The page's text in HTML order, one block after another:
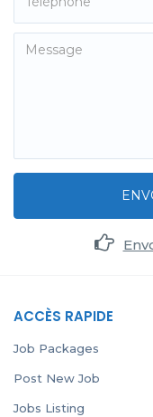
ACCÈS RAPIDE
Job Packages
Post New Job
Jobs Listing